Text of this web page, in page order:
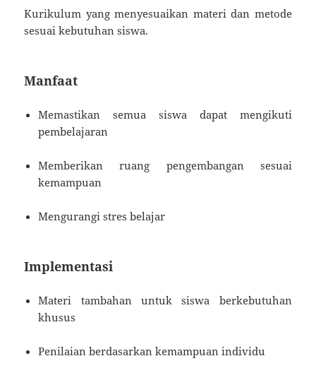
Kurikulum yang menyesuaikan materi dan metode
sesuai kebutuhan siswa.
Manfaat
Memastikan semua siswa dapat mengikuti
pembelajaran
Memberikan ruang pengembangan sesuai
kemampuan
Mengurangi stres belajar
Implementasi
Materi tambahan untuk siswa berkebutuhan
khusus
Penilaian berdasarkan kemampuan individu